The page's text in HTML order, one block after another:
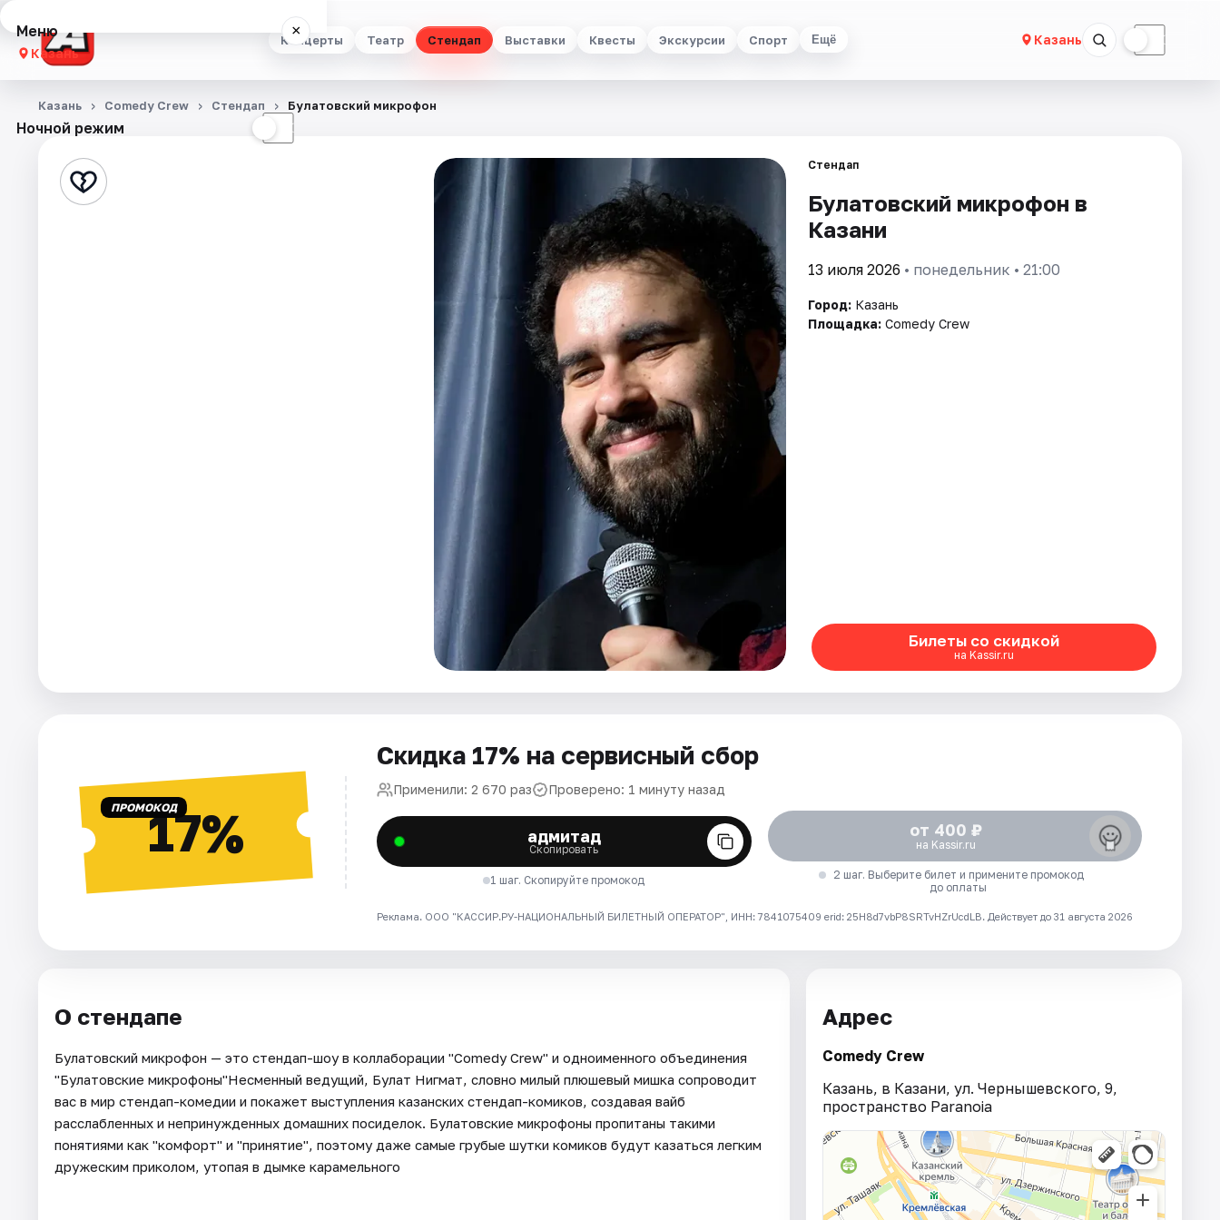
Концерты Театр Стендап Выставки Квесты Экскурсии Спорт Ещё Казань ☾
Меню ×
Казань
Концерты
Стендап
Ночной режим ☾
Казань Comedy Crew Стендап Булатовский микрофон
Стендап
Булатовский микрофон в
Казани
13 июля 2026 • понедельник • 21:00
Город: Казань
Площадка: Comedy Crew
Билеты со скидкой
на Kassir.ru
ПРОМОКОД17%
Скидка 17% на сервисный сбор
Применили: 2 670 раз Проверено: 1 минуту назад
адмитад
Скопировать
1 шаг. Скопируйте промокод
от 400 ₽
на Kassir.ru
2 шаг. Выберите билет и примените промокод
до оплаты
Реклама. ООО "КАССИР.РУ-НАЦИОНАЛЬНЫЙ БИЛЕТНЫЙ ОПЕРАТОР", ИНН: 7841075409 erid: 25H8d7vbP8SRTvHZrUcdLB. Действует до 31 августа 2026
О стендапе
Булатовский микрофон — это стендап-шоу в коллаборации "Comedy Crew" и одноименного объединения
"Булатовские микрофоны"Несменный ведущий, Булат Нигмат, словно милый плюшевый мишка сопроводит
вас в мир стендап-комедии и покажет выступления казанских стендап-комиков, создавая вайб
расслабленных и непринужденных домашних посиделок. Булатовские микрофоны пропитаны такими
понятиями как "комфорт" и "принятие", поэтому даже самые грубые шутки комиков будут казаться легким
дружеским приколом, утопая в дымке карамельного
Адрес
Comedy Crew
Казань, в Казани, ул. Чернышевского, 9,
пространство Paranoia